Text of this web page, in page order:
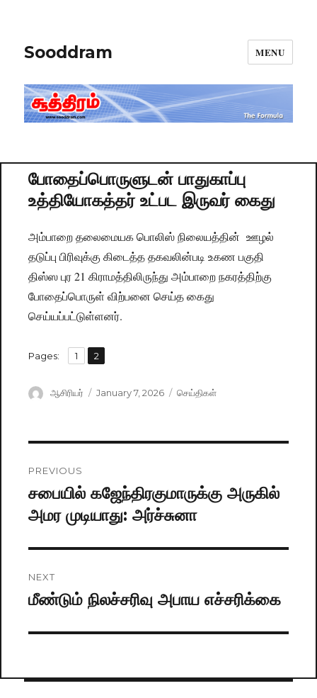
Sooddram MENU
போதைப்பொருளுடன் பாதுகாப்பு
உத்தியோகத்தர் உட்பட இருவர் கைது
அம்பாறை தலைமையக பொலிஸ் நிலையத்தின் ஊழல்
தடுப்பு பிரிவுக்கு கிடைத்த தகவலின்படி உகண பகுதி
திஸ்ஸ புர 21 கிராமத்திலிருந்து அம்பாறை நகரத்திற்கு
போதைப்பொருள் விற்பனை செய்த கைது
செய்யப்பட்டுள்ளனர்.
Pages: Page
1 ,
Page
2
Author
ஆசிரியர்
Posted
January 7, 2026 Categories
செய்திகள்
navigation
PREVIOUS
Previous
post:
சபையில் கஜேந்திரகுமாருக்கு அருகில்
அமர முடியாது: அர்ச்சுனா
NEXT
Next
மீண்டும் நிலச்சரிவு அபாய எச்சரிக்கை